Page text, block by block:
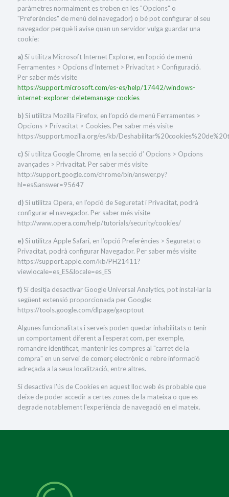
paràmetres normalment es troben en les "Opcions" o
"Preferències" de menú del navegador) o bé pot configurar el seu
navegador perquè li avise quan un servidor vulga guardar una
cookie:
a)Si utilitza Microsoft Internet Explorer, en l’opció de menú
Ferramentes > Opcions d’Internet > Privacitat > Configuració.
Per saber més visite
https://support.microsoft.com/es-es/help/17442/windows-
internet-explorer-deletemanage-cookies
b)Si utilitza Mozilla Firefox, en l’opció de menú Ferramentes >
Opcions > Privacitat > Cookies. Per saber més visite
https://support.mozilla.org/es/kb/
c)Si utilitza Google Chrome, en la secció d’ Opcions > Opcions
avançades > Privacitat. Per saber més visite
http://support.google.com/chrome/bin/answer.py?
hl=es&answer=95647
d)Si utilitza Opera, en l’opció de Seguretat i Privacitat, podrà
configurar el navegador. Per saber més visite
http://www.opera.com/help/tutorials/security/cookies/
e)Si utilitza Apple Safari, en l’opció Preferències > Seguretat o
Privacitat, podrà configurar Navegador. Per saber més visite
https://support.apple.com/kb/PH21411?
viewlocale=es_ES&locale=es_ES
f)Si desitja desactivar Google Universal Analytics, pot instal·lar la
següent extensió proporcionada per Google:
https://tools.google.com/dlpage/gaoptout
Algunes funcionalitats i serveis poden quedar inhabilitats o tenir
un comportament diferent a l'esperat com, per exemple,
romandre identificat, mantenir les compres al "carret de la
compra" en un servei de comerç electrònic o rebre informació
adreçada a la seua localització, entre altres.
Si desactiva l'ús de Cookies en aquest lloc web és probable que
deixe de poder accedir a certes zones de la mateixa o que es
degrade notablement l'experiència de navegació en el mateix.